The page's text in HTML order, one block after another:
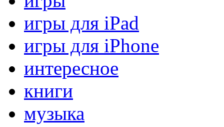
игры для iPad
игры для iPhone
интересное
книги
музыка